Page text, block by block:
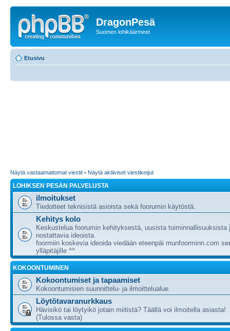
DragonPesä
Suomen lohikäärmeet
Etusivu
Näytä vastaamattomat viestit • Näytä aktiiviset viestiketjut
LOHIKSEN PESÄN PALVELUSTA
ilmoitukset
Tiedotteet teknisistä asioista sekä foorumin käytöstä.
Kehitys kolo
Keskustelua foorumin kehityksestä, uusista toiminnallisuuksista
nostattavia ideoista.
foormiin koskevia ideoida viedään eteenpäi munfoorminn.com
ylläpitäjille ^^
KOKOONTUMINEN
Kokoontumiset ja tapaamiset
Kokoontumisien suunnittelu- ja ilmoittelualue.
Löytötavaranurkkaus
Hävisikö tai löytyikö jotain miitistä? Täällä voi ilmoitella asiasta!
(Tulossa vasta)